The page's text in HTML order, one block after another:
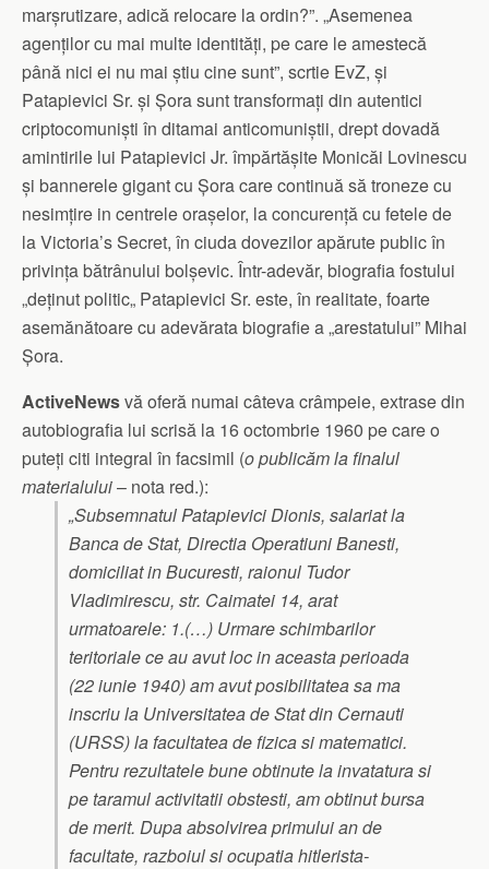
marșrutizare, adică relocare la ordin?”. „Asemenea
agenților cu mai multe identități, pe care le amestecă
până nici ei nu mai știu cine sunt”, scrtie EvZ, și
Patapievici Sr. și Șora sunt transformați din autentici
criptocomuniști în ditamai anticomuniștii, drept dovadă
amintirile lui Patapievici Jr. împărtășite Monicăi Lovinescu
și bannerele gigant cu Șora care continuă să troneze cu
nesimțire in centrele orașelor, la concurență cu fetele de
la Victoria’s Secret, în ciuda dovezilor apărute public în
privința bătrânului bolșevic. Într-adevăr, biografia fostului
„deținut politic„ Patapievici Sr. este, în realitate, foarte
asemănătoare cu adevărata biografie a „arestatului” Mihai
Șora.
ActiveNewsvă oferă numai câteva crâmpeie, extrase din
autobiografia lui scrisă la 16 octombrie 1960 pe care o
puteți citi integral în facsimil (o publicăm la finalul
materialului– nota red.):
„Subsemnatul Patapievici Dionis, salariat la
Banca de Stat, Directia Operatiuni Banesti,
domiciliat in Bucuresti, raionul Tudor
Vladimirescu, str. Caimatei 14, arat
urmatoarele: 1.(…) Urmare schimbarilor
teritoriale ce au avut loc in aceasta perioada
(22 iunie 1940) am avut posibilitatea sa ma
inscriu la Universitatea de Stat din Cernauti
(URSS) la facultatea de fizica si matematici.
Pentru rezultatele bune obtinute la invatatura si
pe taramul activitatii obstesti, am obtinut bursa
de merit. Dupa absolvirea primului an de
facultate, razboiul si ocupatia hitlerista-